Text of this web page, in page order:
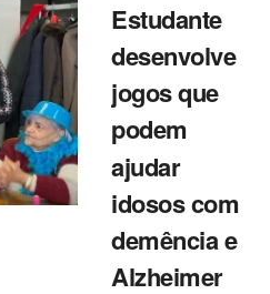
Estudante
desenvolve
jogos que
podem
ajudar
idosos com
demência e
Alzheimer